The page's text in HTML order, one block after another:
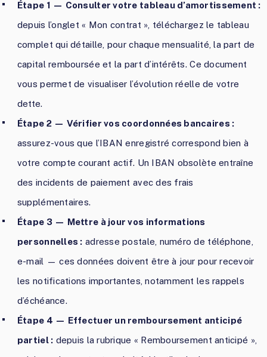
Étape 1 — Consulter votre tableau d’amortissement :
depuis l’onglet « Mon contrat », téléchargez le tableau
complet qui détaille, pour chaque mensualité, la part de
capital remboursée et la part d’intérêts. Ce document
vous permet de visualiser l’évolution réelle de votre
dette.
Étape 2 — Vérifier vos coordonnées bancaires :
assurez-vous que l’IBAN enregistré correspond bien à
votre compte courant actif. Un IBAN obsolète entraîne
des incidents de paiement avec des frais
supplémentaires.
Étape 3 — Mettre à jour vos informations
personnelles : adresse postale, numéro de téléphone,
e-mail — ces données doivent être à jour pour recevoir
les notifications importantes, notamment les rappels
d’échéance.
Étape 4 — Effectuer un remboursement anticipé
partiel : depuis la rubrique « Remboursement anticipé »,